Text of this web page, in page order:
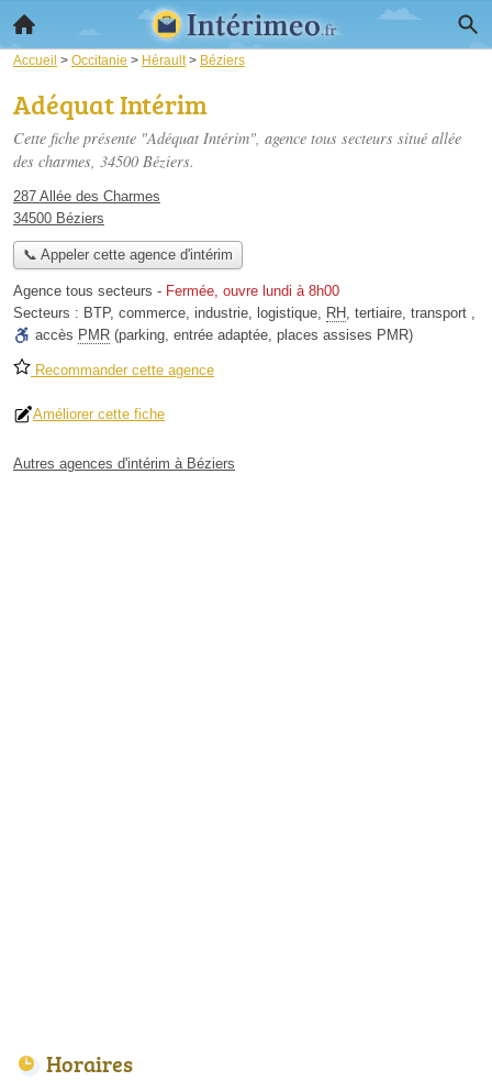
Accueil > Occitanie > Hérault> Béziers
Adéquat Intérim
Cette fiche présente "Adéquat Intérim", agence tous secteurs situé allée
des charmes, 34500 Béziers.
287 Allée des Charmes
34500 Béziers
📞 Appeler cette agence d'intérim
Agence tous secteurs - Fermée, ouvre lundi à 8h00
Secteurs : BTP, commerce, industrie, logistique, RH , tertiaire, transport ,
accès PMR (parking, entrée adaptée, places assises PMR)
Recommander cette agence
Améliorer cette fiche
Autres agences d'intérim à Béziers
Horaires